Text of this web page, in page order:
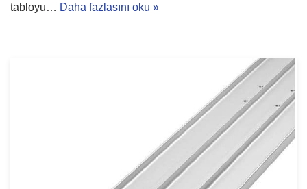
tabloyu… Daha fazlasını oku »